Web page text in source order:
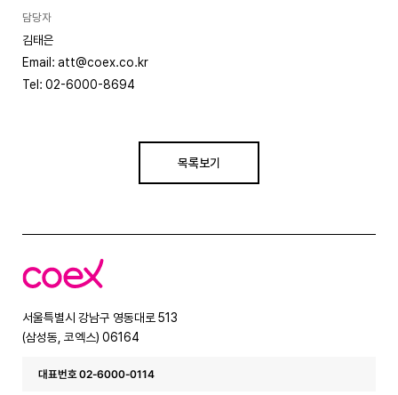
담당자
김태은
Email: att@coex.co.kr
Tel: 02-6000-8694
목록보기
코
엑
서울특별시 강남구 영동대로 513
(삼성동, 코엑스) 06164
대표번호 02-6000-0114